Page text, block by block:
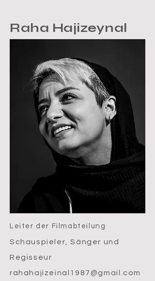
Raha Hajizeynal
Leiter der Filmabteilung
Schauspieler, Sänger und
Regisseur
rahahajizeinal1987@gmail.com